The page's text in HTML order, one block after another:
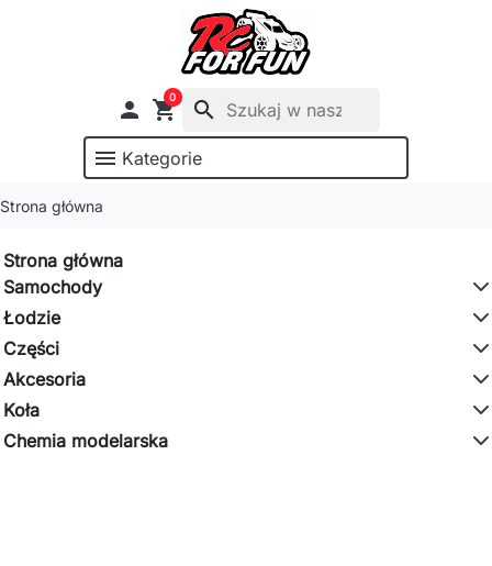
 shopping_cart
0
search
menu Kategorie
Strona główna
Strona główna
Samochody
Łodzie
Części
Akcesoria
Koła
Chemia modelarska